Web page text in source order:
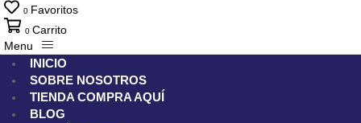
0 Favoritos
0 Carrito
Menu
INICIO
SOBRE NOSOTROS
TIENDA COMPRA AQUÍ
BLOG